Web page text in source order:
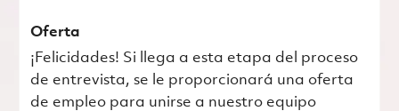
Oferta
¡Felicidades! Si llega a esta etapa del proceso
de entrevista, se le proporcionará una oferta
de empleo para unirse a nuestro equipo